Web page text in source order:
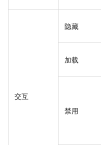
交互
隐藏
加载
禁用